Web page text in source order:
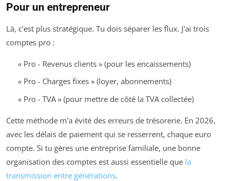
Pour un entrepreneur
Là, c'est plus stratégique. Tu dois séparer les flux. J'ai trois
comptes pro :
« Pro - Revenus clients » (pour les encaissements)
« Pro - Charges fixes » (loyer, abonnements)
« Pro - TVA » (pour mettre de côté la TVA collectée)
Cette méthode m'a évité des erreurs de trésorerie. En 2026,
avec les délais de paiement qui se resserrent, chaque euro
compte. Si tu gères une entreprise familiale, une bonne
organisation des comptes est aussi essentielle que la
transmission entre générations.